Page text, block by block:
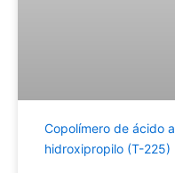
Copolímero de ácido
hidroxipropilo (T-225)